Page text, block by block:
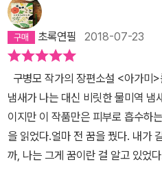
아니다. 인간은 물론 가족도 마찬가
르는 올바른(?) 이미지들이 있을 것
년의 역사 속 그러한 예들이 과연 몇
이 과제에 담긴 두 가지 전제 조건을
들대로 불안해하며 왔다가 쌓인 불
지란, 하나는 모든 아이들에게는
화목하리라는 오류, 또 다른 하나는
가능한 스마트폰이나 그에 준하는
물질적으로 넉넉하리라는 짐작. -
초록연필 2018-07-23
구병모 작가의 장편소설 <아가미
냄새가 나는 대신 비릿한 물미역 냄
이지만 이 작품만은 피부로 흡수하
을 읽었다.얼마 전 꿈을 꿨다. 내가
까, 나는 그게 꿈이란 걸 알고 있었